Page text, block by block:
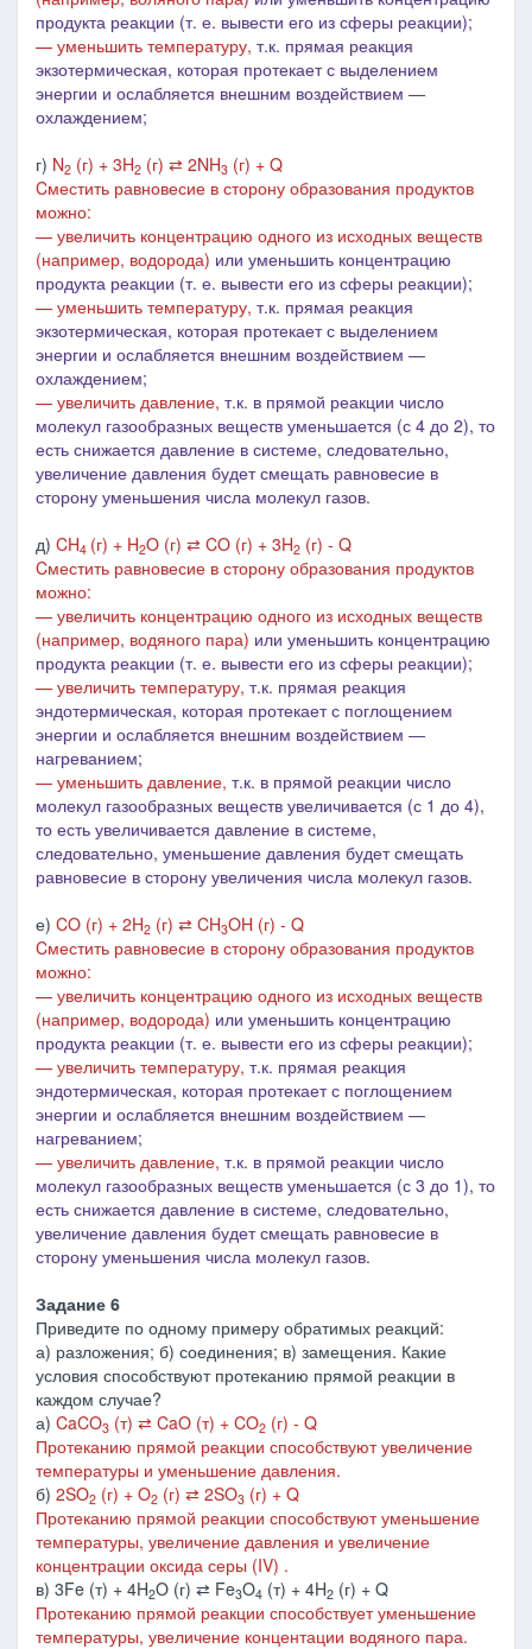
продукта реакции (т. е. вывести его из сферы реакции);
— уменьшить температуру, т.к. прямая реакция
экзотермическая, которая протекает с выделением
энергии и ослабляется внешним воздействием ―
охлаждением;
г) N2 (г) + 3H2 (г) ⇄ 2NH3 (г) + Q
Cместить равновесие в сторону образования продуктов
можно:
— увеличить концентрацию одного из исходных веществ
(например, водорода) или уменьшить концентрацию
продукта реакции (т. е. вывести его из сферы реакции);
— уменьшить температуру, т.к. прямая реакция
экзотермическая, которая протекает с выделением
энергии и ослабляется внешним воздействием ―
охлаждением;
— увеличить давление, т.к. в прямой реакции число
молекул газообразных веществ уменьшается (с 4 до 2), то
есть снижается давление в системе, следовательно,
увеличение давления будет смещать равновесие в
сторону уменьшения числа молекул газов.
д) CH4 (г) + H2O (г) ⇄ CO (г) + 3H2 (г) - Q
Cместить равновесие в сторону образования продуктов
можно:
— увеличить концентрацию одного из исходных веществ
(например, водяного пара) или уменьшить концентрацию
продукта реакции (т. е. вывести его из сферы реакции);
— увеличить температуру, т.к. прямая реакция
эндотермическая, которая протекает с поглощением
энергии и ослабляется внешним воздействием ―
нагреванием;
— уменьшить давление, т.к. в прямой реакции число
молекул газообразных веществ увеличивается (с 1 до 4),
то есть увеличивается давление в системе,
следовательно, уменьшение давления будет смещать
равновесие в сторону увеличения числа молекул газов.
е) CO (г) + 2H2 (г) ⇄ CH3OH (г) - Q
Cместить равновесие в сторону образования продуктов
можно:
— увеличить концентрацию одного из исходных веществ
(например, водорода) или уменьшить концентрацию
продукта реакции (т. е. вывести его из сферы реакции);
— увеличить температуру, т.к. прямая реакция
эндотермическая, которая протекает с поглощением
энергии и ослабляется внешним воздействием ―
нагреванием;
— увеличить давление, т.к. в прямой реакции число
молекул газообразных веществ уменьшается (с 3 до 1), то
есть снижается давление в системе, следовательно,
увеличение давления будет смещать равновесие в
сторону уменьшения числа молекул газов.
Задание 6
Приведите по одному примеру обратимых реакций:
а) разложения; б) соединения; в) замещения. Какие
условия способствуют протеканию прямой реакции в
каждом случае?
а) CaCO3 (т) ⇄ CaO (т) + CO2 (г) - Q
Протеканию прямой реакции способствуют увеличение
температуры и уменьшение давления.
б) 2SO2 (г) + O2 (г) ⇄ 2SO3 (г) + Q
Протеканию прямой реакции способствуют уменьшение
температуры, увеличение давления и увеличение
концентрации оксида серы (IV) .
в) 3Fe (т) + 4H2O (г) ⇄ Fe3O4 (т) + 4H2 (г) + Q
Протеканию прямой реакции способствует уменьшение
температуры, увеличение концентации водяного пара.